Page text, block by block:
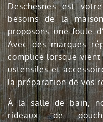
Deschesnes est
besoins de la
proposons une foule
Avec des marques
complice lorsque
ustensiles et
la préparation de vos
À la salle de bain,
rideaux de